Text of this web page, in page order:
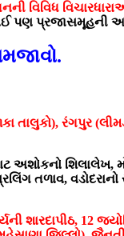
વિવિધ
પણ પ્રજાસમૂહની
તાલુકો), રંગપુર
શિલાલેખ,
તળાવ,
શારદાપીઠ, 12